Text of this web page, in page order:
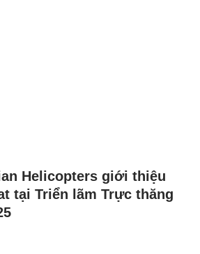
Helicopters giới thiệu
tại Triển lãm Trực thăng